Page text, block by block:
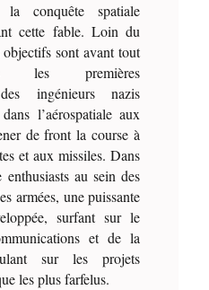
conquête spatiale
cette fable. Loin du
objectifs sont avant tout
les premières
des ingénieurs nazis
l’aérospatiale aux
de front la course à
et aux missiles. Dans
au sein des
armées, une puissante
surfant sur le
et de la
sur les projets
les plus farfelus.